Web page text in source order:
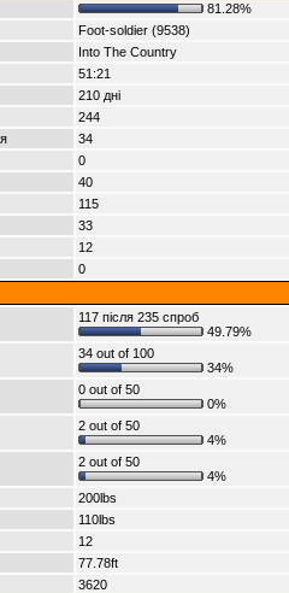
81.28%
Foot-soldier (9538)
Into The Country
51:21
210 дні
244
34
0
40
115
33
12
0
117 після 235 спроб
49.79%
34 out of 100
34%
0 out of 50
0%
2 out of 50
4%
2 out of 50
4%
200lbs
110lbs
12
77.78ft
3620